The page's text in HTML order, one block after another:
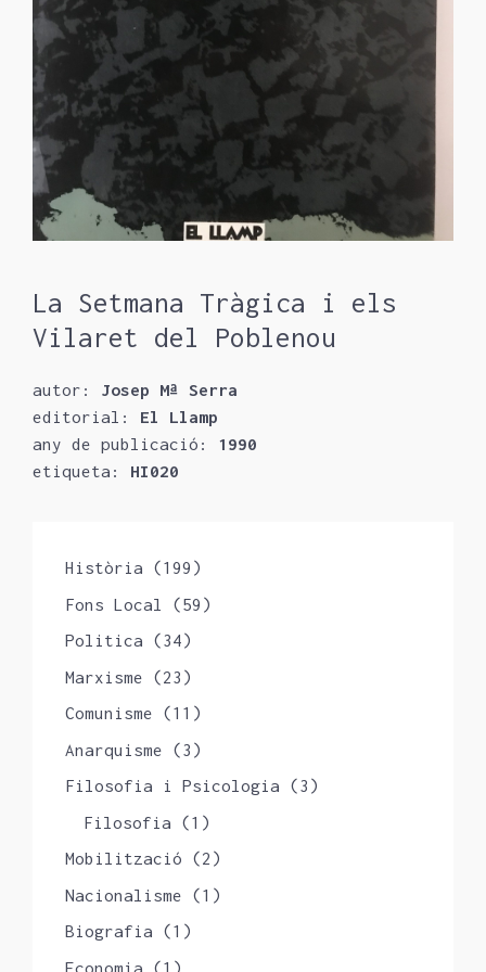
La Setmana Tràgica i els
Vilaret del Poblenou
autor: Josep Mª Serra
editorial: El Llamp
any de publicació: 1990
etiqueta: HI020
Història (199)
Fons Local
(59)
Politica (34)
Marxisme (23)
Comunisme (11)
Anarquisme (3)
Filosofia i Psicologia (3)
Filosofia (1)
Mobilització (2)
Nacionalisme (1)
Biografia (1)
Economia (1)